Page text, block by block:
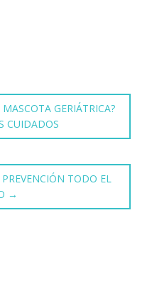
GERIÁTRICA?
CUIDADOS
TODO EL
→